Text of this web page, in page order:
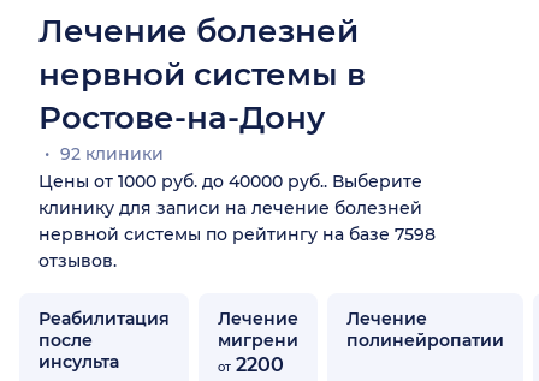
Лечение болезней
нервной системы в
Ростове-на-Дону
92 клиники
Цены от 1000 руб. до 40000 руб.. Выберите
клинику для записи на лечение болезней
нервной системы по рейтингу на базе 7598
отзывов.
Реабилитация
после
инсульта
Лечение
мигрени
от 2200
Лечение
полинейропатии